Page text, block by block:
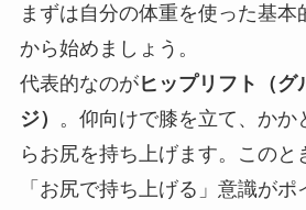
まずは自分の体重を使った基本
から始めましょう。
代表的なのがヒップリフト（グ
ジ）
。仰向けで膝を立て、かか
らお尻を持ち上げます。このと
「お尻で持ち上げる」意識がポ